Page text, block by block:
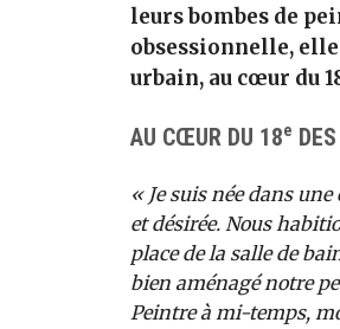
leurs bombes de
obsessionnelle,
urbain, au cœur du
AU CŒUR DU 18e
« Je suis née dans
et désirée. Nous
place de la salle de
bien aménagé notre
Peintre à mi-temps,